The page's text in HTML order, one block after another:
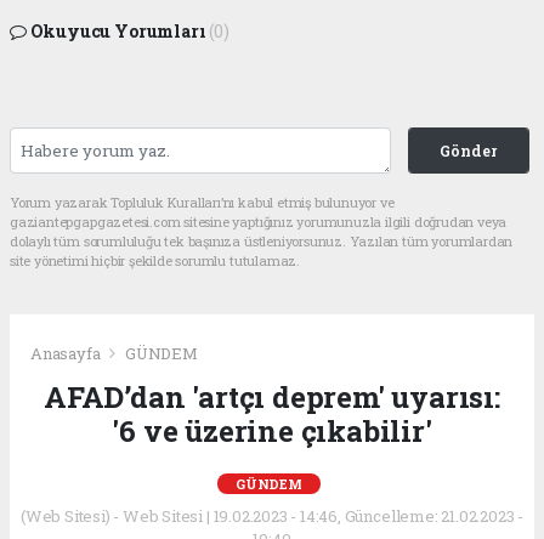
Okuyucu Yorumları (0)
Gönder
Yorum yazarak Topluluk Kuralları’nı kabul etmiş bulunuyor ve
gaziantepgapgazetesi.com sitesine yaptığınız yorumunuzla ilgili doğrudan veya
dolaylı tüm sorumluluğu tek başınıza üstleniyorsunuz. Yazılan tüm yorumlardan
site yönetimi hiçbir şekilde sorumlu tutulamaz.
Anasayfa GÜNDEM
AFAD’dan 'artçı deprem' uyarısı:
'6 ve üzerine çıkabilir'
GÜNDEM
(Web Sitesi) - Web Sitesi | 19.02.2023 - 14:46, Güncelleme: 21.02.2023 -